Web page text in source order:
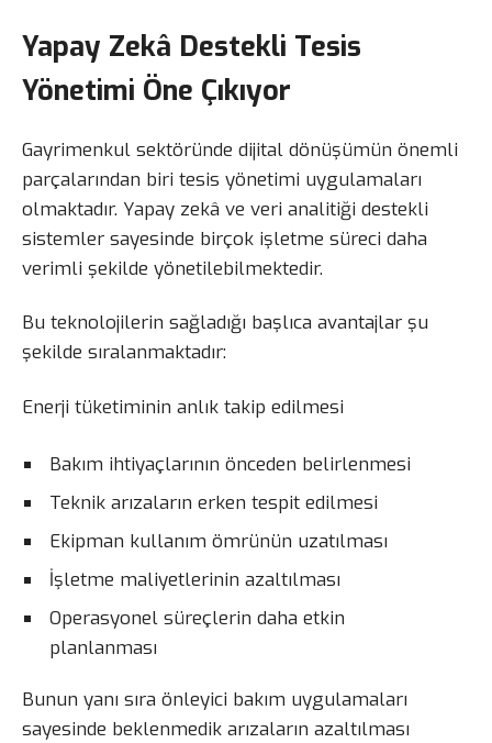
Yapay Zekâ Destekli Tesis
Yönetimi Öne Çıkıyor
Gayrimenkul sektöründe dijital dönüşümün önemli
parçalarından biri tesis yönetimi uygulamaları
olmaktadır. Yapay zekâ ve veri analitiği destekli
sistemler sayesinde birçok işletme süreci daha
verimli şekilde yönetilebilmektedir.
Bu teknolojilerin sağladığı başlıca avantajlar şu
şekilde sıralanmaktadır:
Enerji tüketiminin anlık takip edilmesi
Bakım ihtiyaçlarının önceden belirlenmesi
Teknik arızaların erken tespit edilmesi
Ekipman kullanım ömrünün uzatılması
İşletme maliyetlerinin azaltılması
Operasyonel süreçlerin daha etkin
planlanması
Bunun yanı sıra önleyici bakım uygulamaları
sayesinde beklenmedik arızaların azaltılması